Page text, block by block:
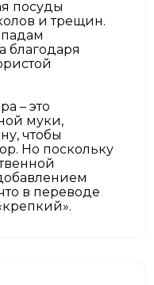
посуды
и трещин.
благодаря
– это
муки,
чтобы
Но поскольку
в переводе